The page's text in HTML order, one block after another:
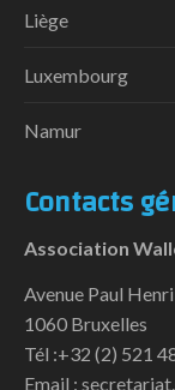
Liège
Luxembourg
Namur
Contacts
Association
Avenue Paul
1060 Bruxelles
Tél :+32 (2) 521
Email :